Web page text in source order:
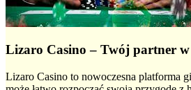
Lizaro Casino – Twój partner w
Lizaro Casino to nowoczesna platforma